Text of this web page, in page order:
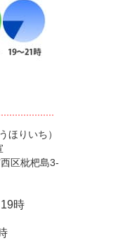
ほりいち）
区枇杷島3-
時